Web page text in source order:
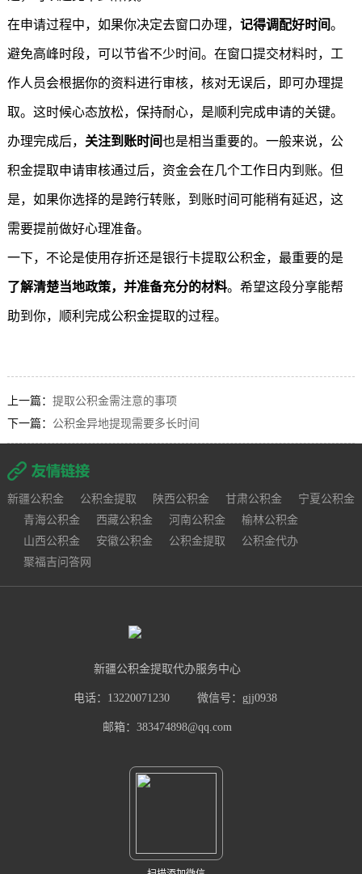
在申请过程中，如果你决定去窗口办理， 记得调配好时间。
避免高峰时段，可以节省不少时间。在窗口提交材料时，工
作人员会根据你的资料进行审核，核对无误后，即可办理提
取。这时候心态放松，保持耐心，是顺利完成申请的关键。
办理完成后， 关注到账时间也是相当重要的。一般来说，公
积金提取申请审核通过后，资金会在几个工作日内到账。但
是，如果你选择的是跨行转账，到账时间可能稍有延迟，这
需要提前做好心理准备。
一下，不论是使用存折还是银行卡提取公积金，最重要的是
了解清楚当地政策，并准备充分的材料。希望这段分享能帮
助到你，顺利完成公积金提取的过程。
上一篇： 提取公积金需注意的事项
下一篇： 公积金异地提现需要多长时间
新疆公积金 公积金提取 陕西公积金 甘肃公积金
宁夏公积金
青海公积金
西藏公积金 河南公积金
榆林公积金
山西公积金
安徽公积金 公积金提取
公积金代办
聚福吉问答网
新疆公积金提取代办服务中心
电话：13220071230 微信号：gjj0938
邮箱：383474898@qq.com